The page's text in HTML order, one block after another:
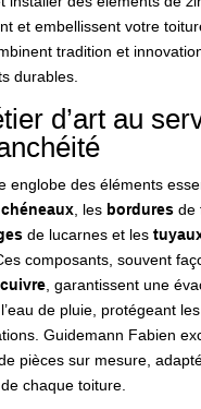
et embellissent votre
tradition et
durables.
d’art au
englobe des éléments
chéneaux, les borduresde
de lucarnes et les
composants, souvent
cuivre, garantissent une
de pluie, protégeant
Guidemann Fabien
pièces sur mesure,
chaque toiture.